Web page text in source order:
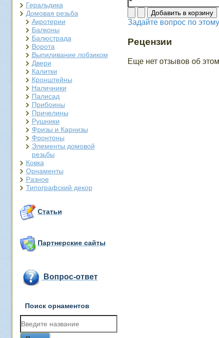
Геральдика
Домовая резьба
Акротерии
Балконы
Балюстрада
Ворота
Выпиливание лобзиком
Двери
Калитки
Кронштейны
Наличники
Палисад
Прибоины
Причелины
Рушники
Фризы и Карнизы
Фронтоны
Элементы домовой
резьбы
Ковка
Орнаменты
Разное
Типографский декор
Статьи
Партнерские сайты
Вопрос-ответ
Поиск орнаментов
Задайте вопрос по
Рецензии
Еще нет отзывов об